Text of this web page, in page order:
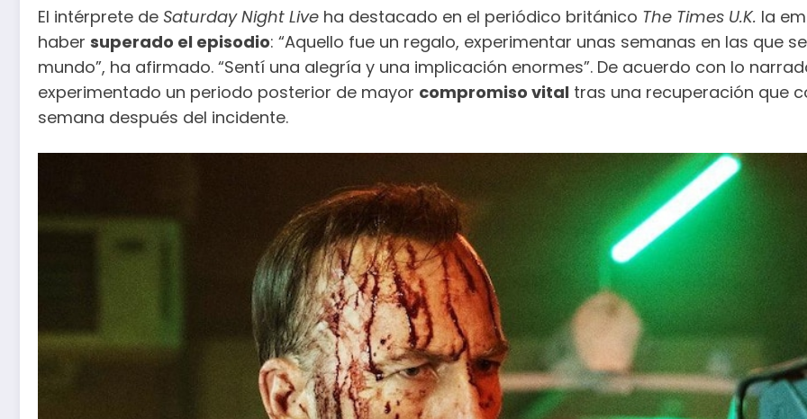
El intérprete de Saturday Night Live ha destacado en el periódico británico The Times U.K. la
haber superado el episodio: “Aquello fue un regalo, experimentar unas semanas en las que
mundo”, ha afirmado. “Sentí una alegría y una implicación enormes”. De acuerdo con lo
experimentado un periodo posterior de mayor compromiso vital tras una recuperación que
semana después del incidente.